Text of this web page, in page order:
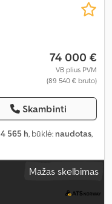
74 000 €
VB plius PVM
(89 540 € bruto)
Skambinti
4 565 h, būklė: naudotas,
Mažas skelbimas